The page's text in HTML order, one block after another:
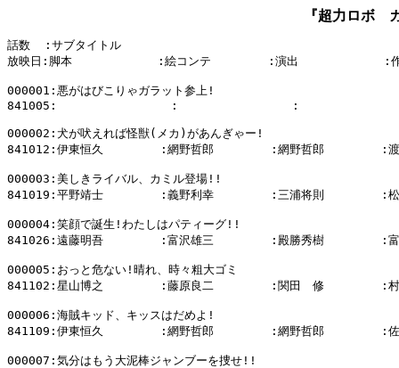
『超力ロボ
話数  :サブタイトル
放映日:脚本            :絵コンテ        :演出            :作
000001:悪がはびこりゃガラット参上!
841005:                :                :
000002:犬が吠えれば怪獣(メカ)があんぎゃー!
841012:伊東恒久        :網野哲郎        :網野哲郎        :渡
000003:美しきライバル、カミル登場!!
841019:平野靖士        :義野利幸        :三浦将則        :松
000004:笑顔で誕生!わたしはパティーグ!!
841026:遠藤明吾        :富沢雄三        :殿勝秀樹        :富
000005:おっと危ない!晴れ、時々粗大ゴミ
841102:星山博之        :藤原良二        :関田　修        :村
000006:海賊キッド、キッスはだめよ!
841109:伊東恒久        :網野哲郎        :網野哲郎        :佐
000007:気分はもう大泥棒ジャンブーを捜せ!!